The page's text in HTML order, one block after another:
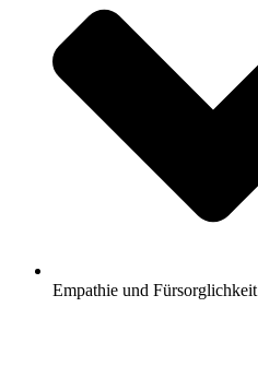
Empathie und Fürsorglichkeit